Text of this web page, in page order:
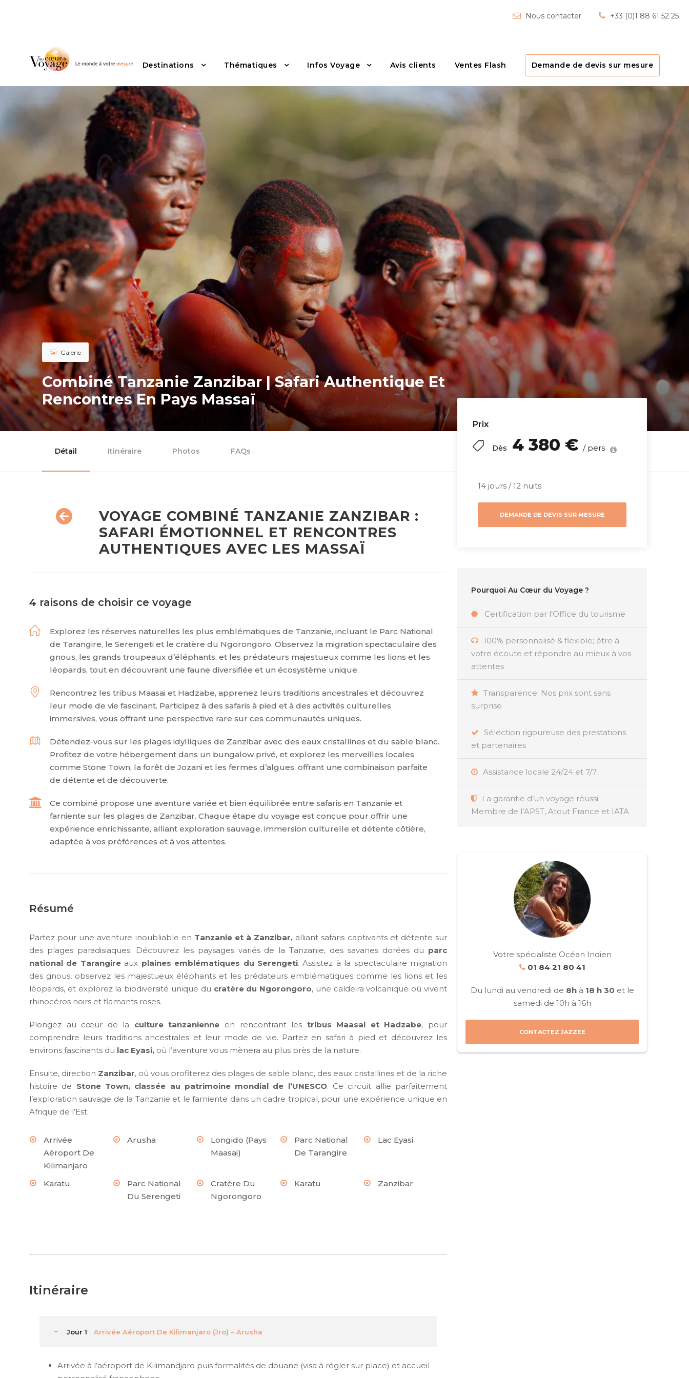
Nous contacter +33 (0)1 88 61 52 25
Destinations Thématiques Infos Voyage Avis clients Ventes Flash Demande de devis sur mesure
Galerie
Combiné Tanzanie Zanzibar | Safari Authentique Et
Rencontres En Pays Massaï
Prix
Dès 4 380 € / pers
14 jours / 12 nuits
DEMANDE DE DEVIS SUR MESURE
Pourquoi Au Cœur du Voyage ?
Certification par l’Office du tourisme
100% personnalisé & flexible; être à
votre écoute et répondre au mieux à vos
attentes
Transparence. Nos prix sont sans
surprise
Sélection rigoureuse des prestations
et partenaires
Assistance locale 24/24 et 7/7
La garantie d’un voyage réussi :
Membre de l’APST, Atout France et IATA
Votre spécialiste Océan Indien
01 84 21 80 41
Du lundi au vendredi de 8hà 18 h 30 et le
samedi de 10h à 16h
CONTACTEZ JAZZEE
Détail Itinéraire Photos FAQs
VOYAGE COMBINÉ TANZANIE ZANZIBAR :
SAFARI ÉMOTIONNEL ET RENCONTRES
AUTHENTIQUES AVEC LES MASSAÏ
4 raisons de choisir ce voyage
Explorez les réserves naturelles les plus emblématiques de Tanzanie, incluant le Parc National
de Tarangire, le Serengeti et le cratère du Ngorongoro. Observez la migration spectaculaire des
gnous, les grands troupeaux d’éléphants, et les prédateurs majestueux comme les lions et les
léopards, tout en découvrant une faune diversifiée et un écosystème unique.
Rencontrez les tribus Maasai et Hadzabe, apprenez leurs traditions ancestrales et découvrez
leur mode de vie fascinant. Participez à des safaris à pied et à des activités culturelles
immersives, vous offrant une perspective rare sur ces communautés uniques.
Détendez-vous sur les plages idylliques de Zanzibar avec des eaux cristallines et du sable blanc.
Profitez de votre hébergement dans un bungalow privé, et explorez les merveilles locales
comme Stone Town, la forêt de Jozani et les fermes d’algues, offrant une combinaison parfaite
de détente et de découverte.
Ce combiné propose une aventure variée et bien équilibrée entre safaris en Tanzanie et
farniente sur les plages de Zanzibar. Chaque étape du voyage est conçue pour offrir une
expérience enrichissante, alliant exploration sauvage, immersion culturelle et détente côtière,
adaptée à vos préférences et à vos attentes.
Résumé
Partez pour une aventure inoubliable en Tanzanie et à Zanzibar, alliant safaris captivants et détente sur
des plages paradisiaques. Découvrez les paysages variés de la Tanzanie, des savanes dorées du parc
national de Tarangireaux plaines emblématiques du Serengeti. Assistez à la spectaculaire migration
des gnous, observez les majestueux éléphants et les prédateurs emblématiques comme les lions et les
léopards, et explorez la biodiversité unique du cratère du Ngorongoro, une caldeira volcanique où vivent
rhinocéros noirs et flamants roses.
Plongez au cœur de la culture tanzanienne en rencontrant les tribus Maasai et Hadzabe, pour
comprendre leurs traditions ancestrales et leur mode de vie. Partez en safari à pied et découvrez les
environs fascinants du lac Eyasi, où l’aventure vous mènera au plus près de la nature.
Ensuite, direction Zanzibar, où vous profiterez des plages de sable blanc, des eaux cristallines et de la riche
histoire de Stone Town, classée au patrimoine mondial de l’UNESCO. Ce circuit allie parfaitement
l’exploration sauvage de la Tanzanie et le farniente dans un cadre tropical, pour une expérience unique en
Afrique de l’Est.
Arrivée
Aéroport De
Kilimanjaro
Arusha
Longido (Pays
Maasai)
Parc National
De Tarangire
Lac Eyasi
Karatu
Parc National
Du Serengeti
Cratère Du
Ngorongoro
Karatu Zanzibar
Itinéraire
Jour 1 Arrivée Aéroport De Kilimanjaro (Jro) – Arusha
Arrivée à l’aéroport de Kilimandjaro puis formalités de douane (visa à régler sur place) et accueil